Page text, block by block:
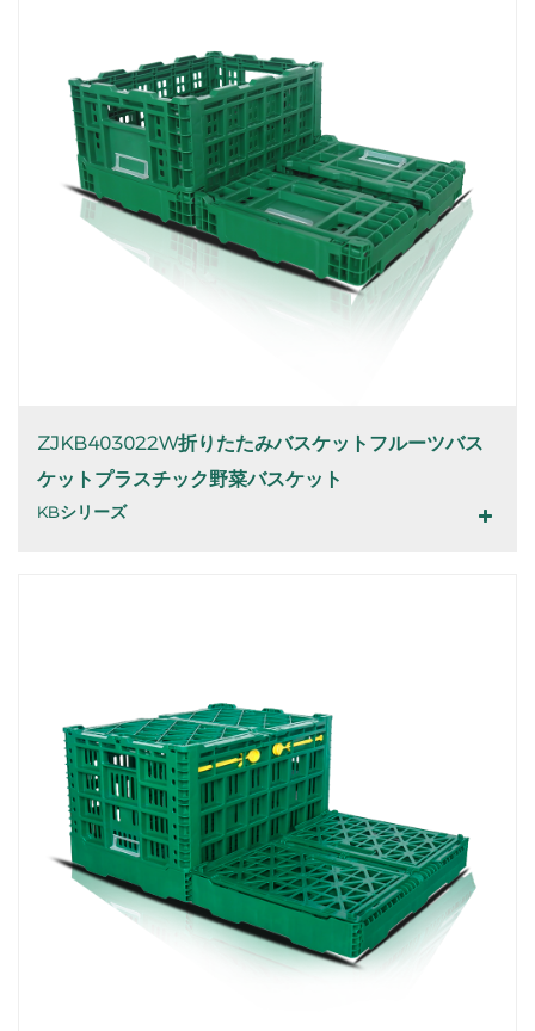
ZJKB403022W折りたたみバスケットフルーツバス
ケットプラスチック野菜バスケット
KBシリーズ